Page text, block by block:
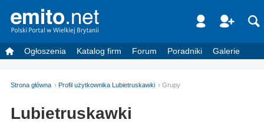
Ogłoszenia Katalog firm Forum Poradniki Galerie
Strona główna Profil użytkownika Lubietruskawki Grupy
Lubietruskawki